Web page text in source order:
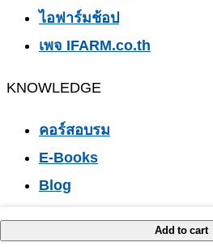
Add to cart
ADD TO CART
ADD TO CART
ADD TO CART
ADD TO CART
ADD TO CART
ไอฟาร์มช้อป
เพจ IFARM.co.th
KNOWLEDGE
คอร์สอบรม
E-Books
Blog
VDO